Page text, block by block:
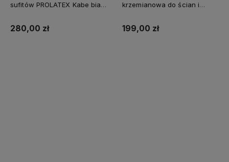
sufitów PROLATEX Kabe biała
matowa
280,00 zł
krzemianowa do ścian i
199,00 zł